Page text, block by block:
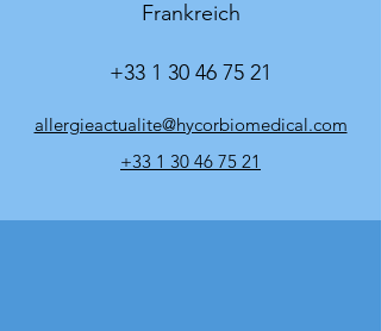
Frankreich
+33 1 30 46 75 21
allergieactualite@hycorbiomedical.com
+33 1 30 46 75 21